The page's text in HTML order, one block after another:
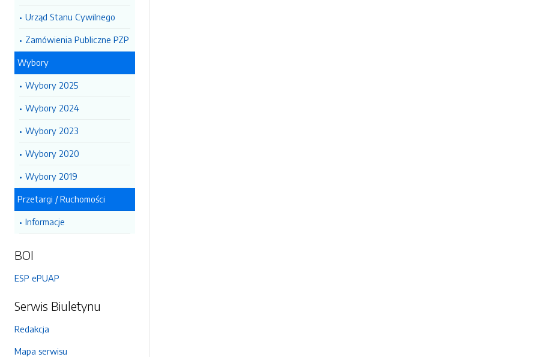
Urząd Stanu Cywilnego
Zamówienia Publiczne PZP
Wybory
Wybory 2025
Wybory 2024
Wybory 2023
Wybory 2020
Wybory 2019
Przetargi / Ruchomości
Informacje
BOI
ESP ePUAP
Serwis Biuletynu
Redakcja
Mapa serwisu